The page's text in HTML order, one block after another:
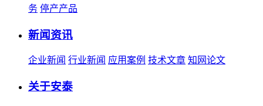
务 停产产品
新闻资讯
企业新闻 行业新闻 应用案例 技术文章 知网论文
关于安泰